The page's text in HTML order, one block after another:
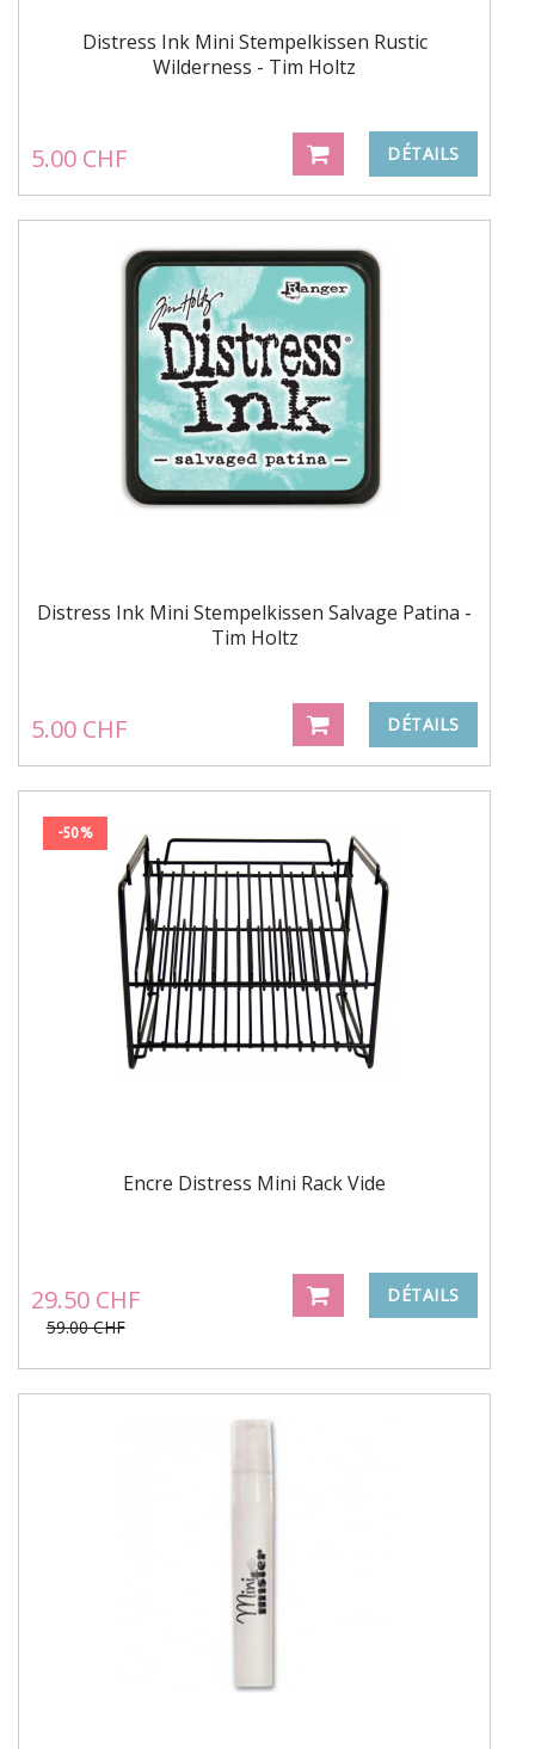
Distress Ink Mini Stempelkissen Rustic
Wilderness - Tim Holtz
5.00 CHF DÉTAILS
Distress Ink Mini Stempelkissen Salvage Patina -
Tim Holtz
5.00 CHF DÉTAILS
-50%
Encre Distress Mini Rack Vide
29.50 CHF
59.00 CHF
DÉTAILS